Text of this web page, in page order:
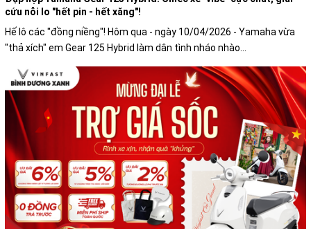
cứu nỗi lo "hết pin - hết xăng"!
Hế lô các "đồng niềng"! Hôm qua - ngày 10/04/2026 - Yamaha vừa
"thả xích" em Gear 125 Hybrid làm dân tình nháo nhào...